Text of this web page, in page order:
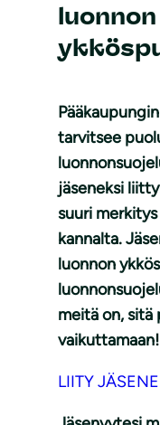
luonnon
tarvitsee
jäseneksi
suuri
kannalta.
luonnon
meitä on, sitä
vaikuttamaan!
LIITY